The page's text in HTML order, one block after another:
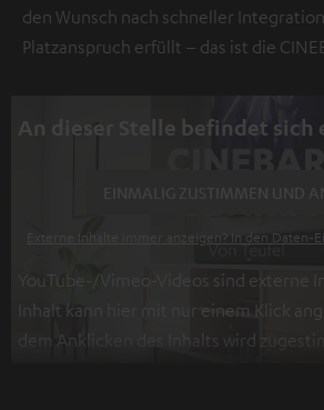
den Wunsch nach schneller
Platzanspruch erfüllt – das ist die
An dieser Stelle befindet sich
Externe Inhalte immer anzeigen? In den
YouTube-/Vimeo-Videos sind externe
Inhalt kann hier mit nur einem Klick
dem Anklicken des Inhalts wird